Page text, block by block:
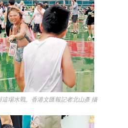
場水戰。香港文匯報記者北山彥 攝